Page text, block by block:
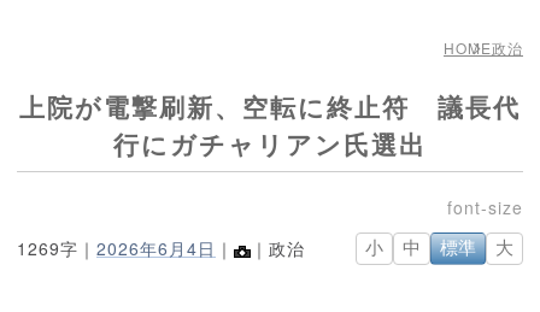
HOME政治
上院が電撃刷新、空転に終止符 議長代
行にガチャリアン氏選出
1269字｜ 2026年6月4日 ｜ ｜政治 小 中 標準 大